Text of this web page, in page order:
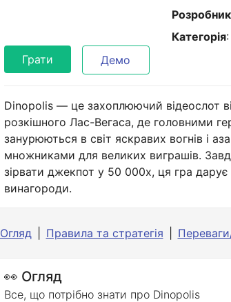
Грати Демо
Розробник
Категорія:
Dinopolis — це захоплюючий відеослот
розкішного Лас-Вегаса, де головними
занурюються в світ яскравих вогнів і
множниками для великих виграшів.
зірвати джекпот у 50 000x, ця гра
винагороди.
Огляд Правила та стратегія
👀 Огляд
Все, що потрібно знати про Dinopolis